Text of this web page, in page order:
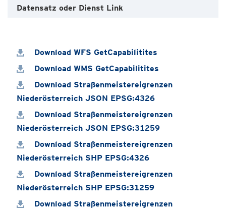
Datensatz oder Dienst Link
Download WFS GetCapabilitites
Download WMS GetCapabilitites
Download Straßenmeistereigrenzen
Niederösterreich JSON EPSG:4326
Download Straßenmeistereigrenzen
Niederösterreich JSON EPSG:31259
Download Straßenmeistereigrenzen
Niederösterreich SHP EPSG:4326
Download Straßenmeistereigrenzen
Niederösterreich SHP EPSG:31259
Download Straßenmeistereigrenzen